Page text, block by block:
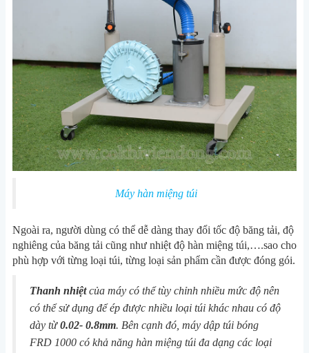
Máy hàn miệng túi
Ngoài ra, người dùng có thể dễ dàng thay đổi tốc độ băng tải, độ
nghiêng của băng tải cũng như nhiệt độ hàn miệng túi,….sao cho
phù hợp với từng loại túi, từng loại sản phẩm cần được đóng gói.
Thanh nhiệtcủa máy có thể tùy chỉnh nhiều mức độ nên
có thể sử dụng để ép được nhiều loại túi khác nhau có độ
dày từ0.02- 0.8mm. Bên cạnh đó, máy dập túi bóng
FRD 1000 có khả năng hàn miệng túi đa dạng các loại